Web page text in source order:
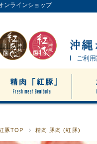
ンラインショップ
ご利
豚TOP 精肉 豚肉 (紅豚)